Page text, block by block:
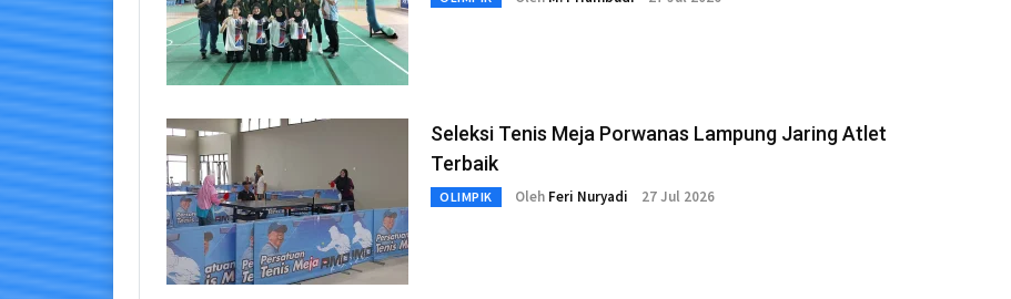
Seleksi Tenis Meja Porwanas Lampung Jaring Atlet
Terbaik
OLIMPIK Oleh Feri Nuryadi 27 Jul 2026